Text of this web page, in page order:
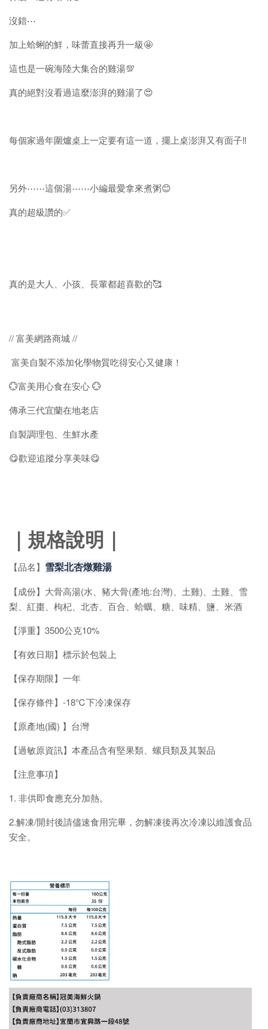
沒錯⋯
加上蛤蜊的鮮，味蕾直接再升一級🤩
這也是一碗海陸大集合的雞湯💯
真的絕對沒看過這麼澎湃的雞湯了😍
每個家過年圍爐桌上一定要有這一道，擺上桌澎湃又有面子‼️
另外⋯⋯這個湯⋯⋯小編最愛拿來煮粥😊
真的超級讚的✅
真的是大人、小孩、長輩都超喜歡的🥰
// 富美網路商城 //
富美自製不添加化學物質吃得安心又健康！
💮富美用心食在安心 💮
傳承三代宜蘭在地老店
自製調理包、生鮮水產
😋歡迎追蹤分享美味😋
｜規格說明｜
【品名】 雪梨北杏燉雞湯
【成份】 大骨高湯(水、豬大骨(產地:台灣)、土雞) 、土雞、雪
梨、紅棗、枸杞、北杏、百合、蛤蠣、糖、味精、鹽、米酒
【淨重】 3500公克10%
【有效日期】標示於包裝上
【保存期限】一年
【保存條件】-18℃下冷凍保存
【原產地(國) 】台灣
【過敏原資訊】本產品含有堅果類、螺貝類及其製品
【注意事項】
1. 非供即食應充分加熱。
2.解凍/開封後請儘速食用完畢，勿解凍後再次冷凍以維護食品
安全。